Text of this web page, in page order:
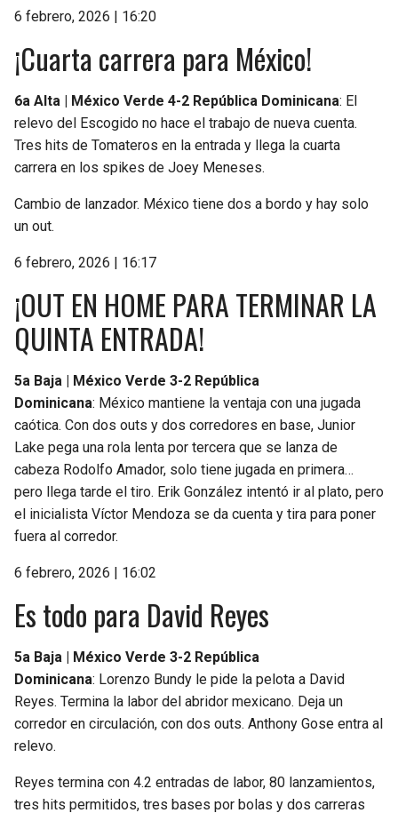
6 febrero, 2026 | 16:20
¡Cuarta carrera para México!
6a Alta | México Verde 4-2 República Dominicana: El
relevo del Escogido no hace el trabajo de nueva cuenta.
Tres hits de Tomateros en la entrada y llega la cuarta
carrera en los spikes de Joey Meneses.
Cambio de lanzador. México tiene dos a bordo y hay solo
un out.
6 febrero, 2026 | 16:17
¡OUT EN HOME PARA TERMINAR LA
QUINTA ENTRADA!
5a Baja | México Verde 3-2 República
Dominicana: México mantiene la ventaja con una jugada
caótica. Con dos outs y dos corredores en base, Junior
Lake pega una rola lenta por tercera que se lanza de
cabeza Rodolfo Amador, solo tiene jugada en primera…
pero llega tarde el tiro. Erik González intentó ir al plato, pero
el inicialista Víctor Mendoza se da cuenta y tira para poner
fuera al corredor.
6 febrero, 2026 | 16:02
Es todo para David Reyes
5a Baja | México Verde 3-2 República
Dominicana: Lorenzo Bundy le pide la pelota a David
Reyes. Termina la labor del abridor mexicano. Deja un
corredor en circulación, con dos outs. Anthony Gose entra al
relevo.
Reyes termina con 4.2 entradas de labor, 80 lanzamientos,
tres hits permitidos, tres bases por bolas y dos carreras